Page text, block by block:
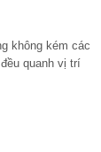
không kém các
quanh vị trí